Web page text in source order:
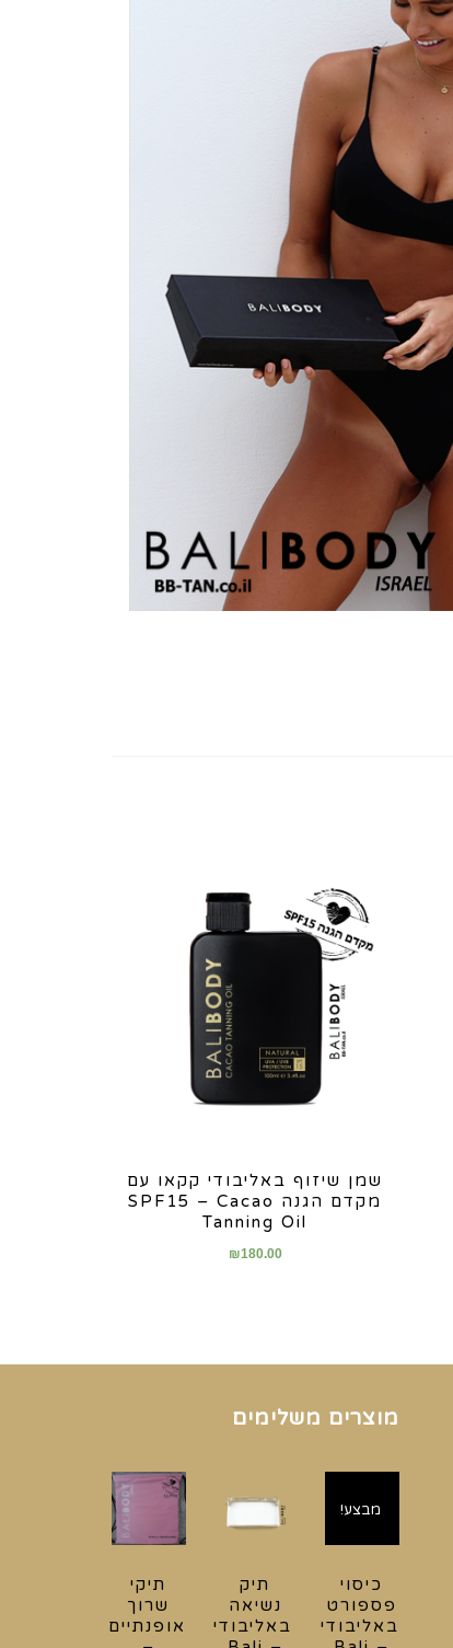
שמן שיזוף באליבודי קקאו עם
מקדם הגנה SPF15 – Cacao
Tanning Oil
₪180.00
מוצרים משלימים
מבצע!
כיסוי
פספורט
באליבודי
תיק
נשיאה
באליבודי
תיקי
שרוך
אופנתיים